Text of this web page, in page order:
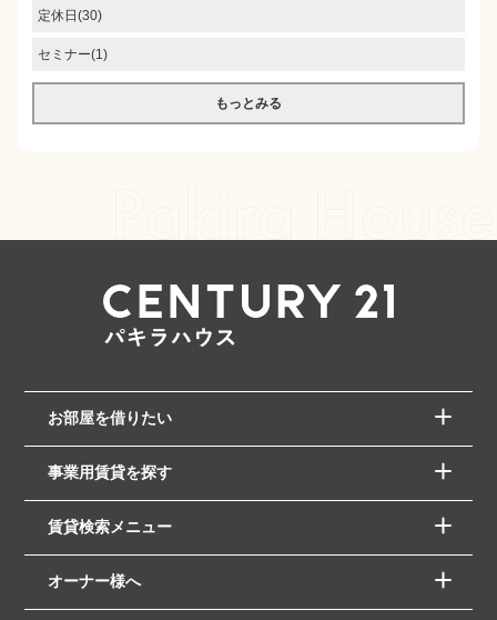
定休日(30)
セミナー(1)
もっとみる
お部屋を借りたい
事業用賃貸を探す
賃貸検索メニュー
オーナー様へ